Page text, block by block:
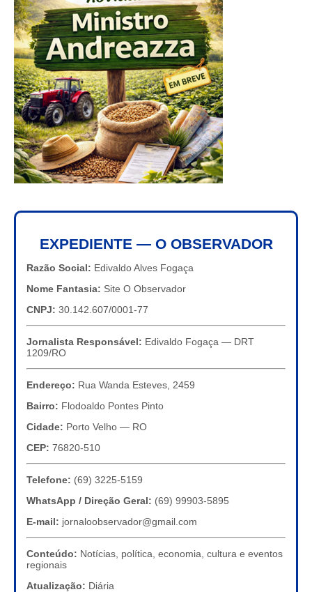
EXPEDIENTE — O OBSERVADOR
Razão Social: Edivaldo Alves Fogaça
Nome Fantasia: Site O Observador
CNPJ: 30.142.607/0001-77
Jornalista Responsável: Edivaldo Fogaça — DRT
1209/RO
Endereço: Rua Wanda Esteves, 2459
Bairro: Flodoaldo Pontes Pinto
Cidade: Porto Velho — RO
CEP: 76820-510
Telefone: (69) 3225-5159
WhatsApp / Direção Geral: (69) 99903-5895
E-mail: jornaloobservador@gmail.com
Conteúdo: Notícias, política, economia, cultura e eventos
regionais
Atualização: Diária